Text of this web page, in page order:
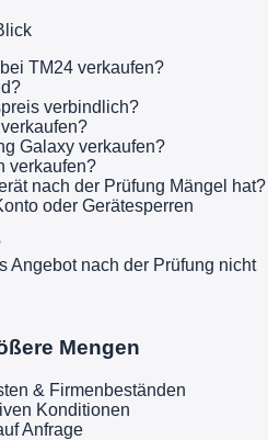
TM24 verkaufen?
verbindlich?
Galaxy verkaufen?
verkaufen?
nach der Prüfung Mängel hat?
oder Gerätesperren
Angebot nach der Prüfung nicht
Mengen
& Firmenbeständen
Konditionen
Anfrage